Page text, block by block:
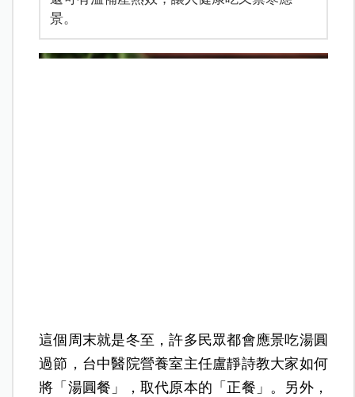
景。
這個周末就是冬至，許多民眾都會應景吃湯圓
過節，台中醫院營養室主任盧靜詩教大家如何
將「湯圓餐」，取代原本的「正餐」。另外，